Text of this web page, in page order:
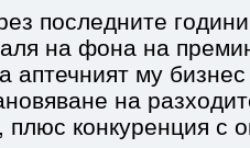
последните
на фона на
аптечният му
на
плюс конкуренция с